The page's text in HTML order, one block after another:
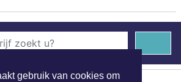
gebruik van cookies om